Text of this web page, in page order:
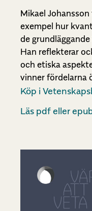
Mikael
exempel hur
de
Han reflekterar
och etiska
vinner fördelarna
Köp i
Läs pdf eller